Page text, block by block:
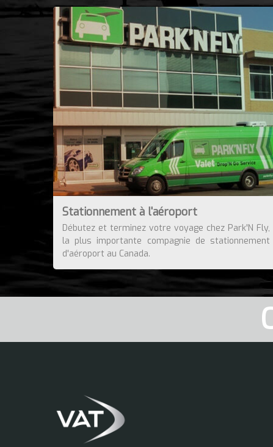
Stationnement à l'aéroport
Débutez et terminez votre voyage chez Park'N Fly,
la plus importante compagnie de stationnement
d'aéroport au Canada.